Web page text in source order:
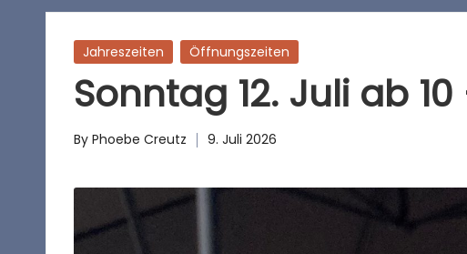
o
f
c
a
f
é
Posted
Jahreszeiten Öffnungszeiten
Sonntag 12. Juli ab
Posted
By Phoebe Creutz 9. Juli 2026